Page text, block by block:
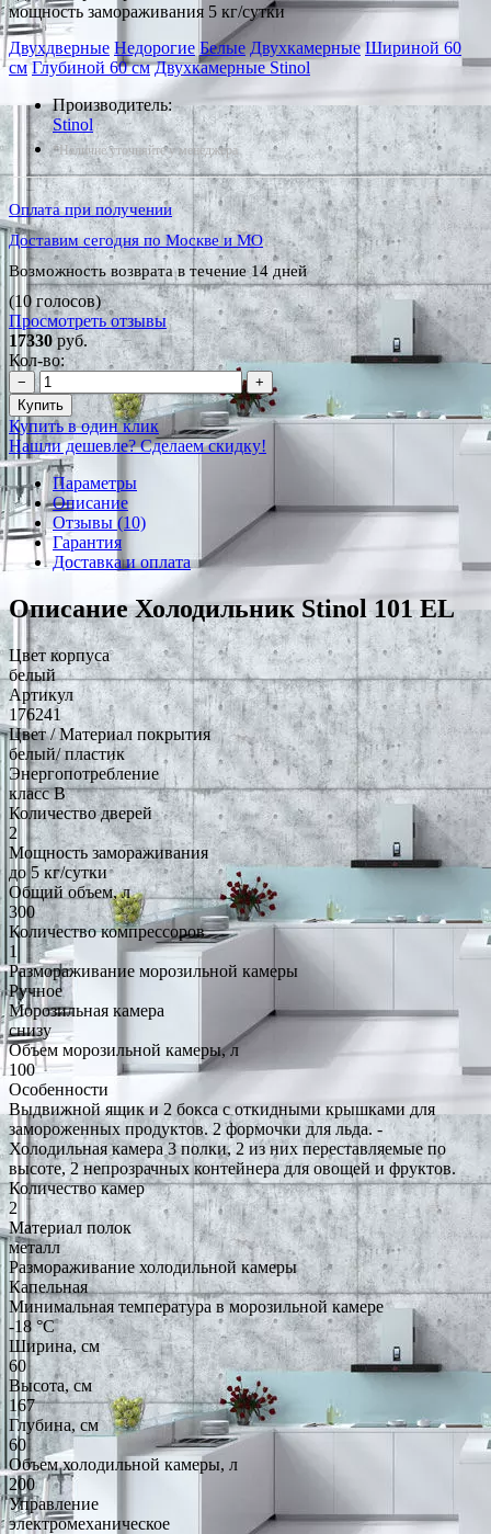
мощность замораживания 5 кг/сутки
Двухдверные Недорогие Белые Двухкамерные Шириной 60
см Глубиной 60 см Двухкамерные Stinol
Производитель:
Stinol
*Наличие уточняйте у менеджера
Оплата при получении
Доставим сегодня по Москве и МО
Возможность возврата в течение 14 дней
(10 голосов)
Просмотреть отзывы
17330руб.
Кол-во:
−
+
Купить
Купить в один клик
Нашли дешевле? Сделаем скидку!
Параметры
Описание
Отзывы (10)
Гарантия
Доставка и оплата
Описание Холодильник Stinol 101 EL
Цвет корпуса
белый
Артикул
176241
Цвет / Материал покрытия
белый/ пластик
Энергопотребление
класс B
Количество дверей
2
Мощность замораживания
до 5 кг/cутки
Общий объем, л
300
Количество компрессоров
1
Размораживание морозильной камеры
Ручное
Морозильная камера
снизу
Объем морозильной камеры, л
100
Особенности
Выдвижной ящик и 2 бокса с откидными крышками для
замороженных продуктов. 2 формочки для льда. -
Холодильная камера 3 полки, 2 из них переставляемые по
высоте, 2 непрозрачных контейнера для овощей и фруктов.
Количество камер
2
Материал полок
металл
Размораживание холодильной камеры
Капельная
Минимальная температура в морозильной камере
-18 °C
Ширина, см
60
Высота, см
167
Глубина, см
60
Объем холодильной камеры, л
200
Управление
электромеханическое